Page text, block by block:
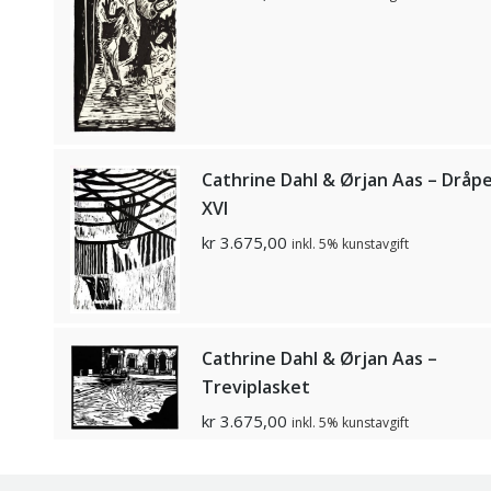
Cathrine Dahl & Ørjan Aas –
XVI
kr 3.675,00 inkl. 5% kunstavgift
Cathrine Dahl & Ørjan Aas –
Treviplasket
kr 3.675,00 inkl. 5% kunstavgift